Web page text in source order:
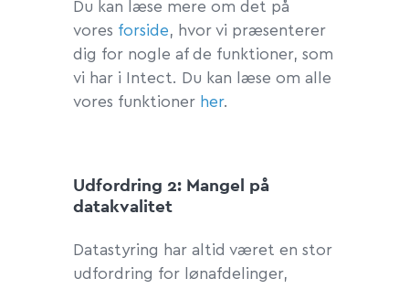
Du kan læse mere om det på
vores forside, hvor vi præsenterer
dig for nogle af de funktioner, som
vi har i Intect. Du kan læse om alle
vores funktioner her.
Udfordring 2: Mangel på
datakvalitet
Datastyring har altid været en stor
udfordring for lønafdelinger,